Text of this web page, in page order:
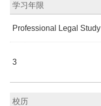
学习年限
Professional Legal Study
3
校历